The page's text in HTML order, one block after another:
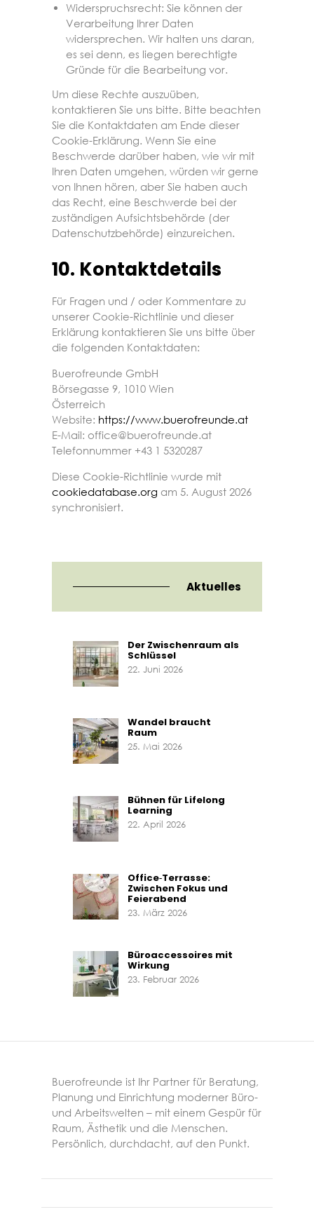
Widerspruchsrecht: Sie können der
Verarbeitung Ihrer Daten
widersprechen. Wir halten uns daran,
es sei denn, es liegen berechtigte
Gründe für die Bearbeitung vor.
Um diese Rechte auszuüben,
kontaktieren Sie uns bitte. Bitte beachten
Sie die Kontaktdaten am Ende dieser
Cookie-Erklärung. Wenn Sie eine
Beschwerde darüber haben, wie wir mit
Ihren Daten umgehen, würden wir gerne
von Ihnen hören, aber Sie haben auch
das Recht, eine Beschwerde bei der
zuständigen Aufsichtsbehörde (der
Datenschutzbehörde) einzureichen.
10. Kontaktdetails
Für Fragen und / oder Kommentare zu
unserer Cookie-Richtlinie und dieser
Erklärung kontaktieren Sie uns bitte über
die folgenden Kontaktdaten:
Buerofreunde GmbH
Börsegasse 9, 1010 Wien
Österreich
Website: https://www.buerofreunde.at
E-Mail: office@buerofreunde.at
Telefonnummer +43 1 5320287
Diese Cookie-Richtlinie wurde mit
cookiedatabase.org am 5. August 2026
synchronisiert.
Aktuelles
Der Zwischenraum als
Schlüssel
22. Juni 2026
Wandel braucht
Raum
25. Mai 2026
Bühnen für Lifelong
Learning
22. April 2026
Office‑Terrasse:
Zwischen Fokus und
Feierabend
23. März 2026
Büroaccessoires mit
Wirkung
23. Februar 2026
Buerofreunde ist Ihr Partner für Beratung,
Planung und Einrichtung moderner Büro-
und Arbeitswelten – mit einem Gespür für
Raum, Ästhetik und die Menschen.
Persönlich, durchdacht, auf den Punkt.